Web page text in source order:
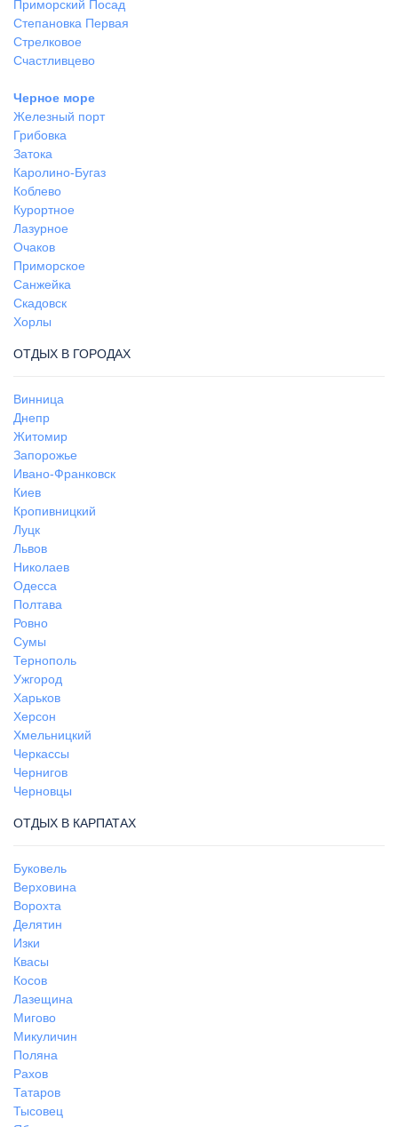
Приморский Посад
Степановка Первая
Стрелковое
Счастливцево
Черное море
Железный порт
Грибовка
Затока
Каролино-Бугаз
Коблево
Курортное
Лазурное
Очаков
Приморское
Санжейка
Скадовск
Хорлы
ОТДЫХ В ГОРОДАХ
Винница
Днепр
Житомир
Запорожье
Ивано-Франковск
Киев
Кропивницкий
Луцк
Львов
Николаев
Одесса
Полтава
Ровно
Сумы
Тернополь
Ужгород
Харьков
Херсон
Хмельницкий
Черкассы
Чернигов
Черновцы
ОТДЫХ В КАРПАТАХ
Буковель
Верховина
Ворохта
Делятин
Изки
Квасы
Косов
Лазещина
Мигово
Микуличин
Поляна
Рахов
Татаров
Тысовец